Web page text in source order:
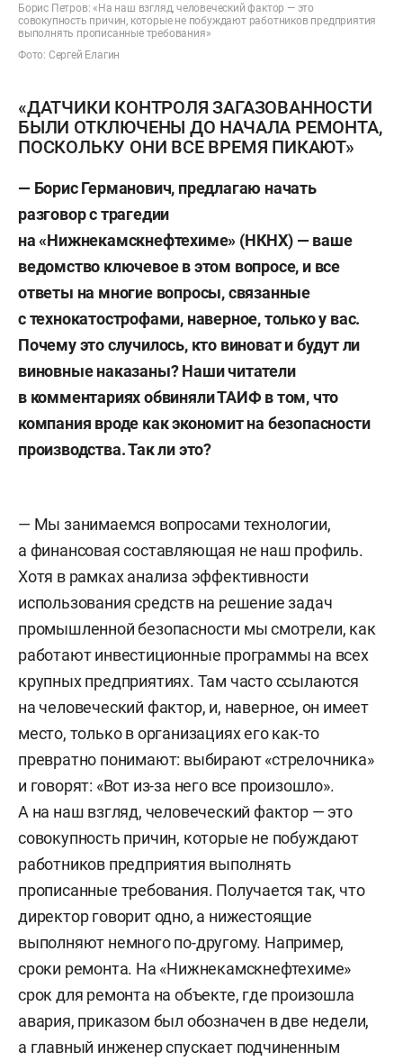
Борис Петров: «На наш взгляд, человеческий фактор — это
совокупность причин, которые не побуждают работников предприятия
выполнять прописанные требования»
Фото: Сергей Елагин
«ДАТЧИКИ КОНТРОЛЯ ЗАГАЗОВАННОСТИ
БЫЛИ ОТКЛЮЧЕНЫ ДО НАЧАЛА РЕМОНТА,
ПОСКОЛЬКУ ОНИ ВСЕ ВРЕМЯ ПИКАЮТ»
— Борис Германович, предлагаю начать
разговор с трагедии
на «Нижнекамскнефтехиме» (НКНХ) — ваше
ведомство ключевое в этом вопросе, и все
ответы на многие вопросы, связанные
с технокатострофами, наверное, только у вас.
Почему это случилось, кто виноват и будут ли
виновные наказаны? Наши читатели
в комментариях обвиняли ТАИФ в том, что
компания вроде как экономит на безопасности
производства. Так ли это?
— Мы занимаемся вопросами технологии,
а финансовая составляющая не наш профиль.
Хотя в рамках анализа эффективности
использования средств на решение задач
промышленной безопасности мы смотрели, как
работают инвестиционные программы на всех
крупных предприятиях. Там часто ссылаются
на человеческий фактор, и, наверное, он имеет
место, только в организациях его как-то
превратно понимают: выбирают «стрелочника»
и говорят: «Вот из-за него все произошло».
А на наш взгляд, человеческий фактор — это
совокупность причин, которые не побуждают
работников предприятия выполнять
прописанные требования. Получается так, что
директор говорит одно, а нижестоящие
выполняют немного по-другому. Например,
сроки ремонта. На «Нижнекамскнефтехиме»
срок для ремонта на объекте, где произошла
авария, приказом был обозначен в две недели,
а главный инженер спускает подчиненным